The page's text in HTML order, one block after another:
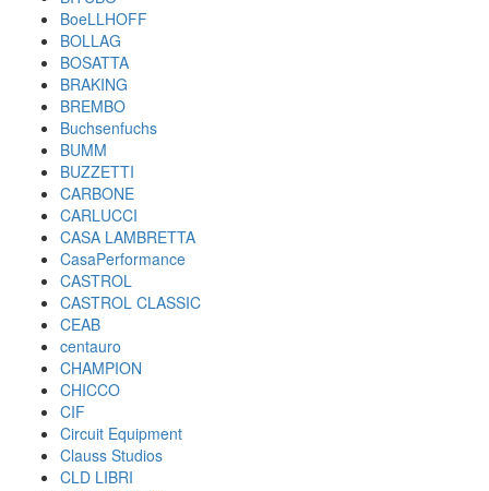
BoeLLHOFF
BOLLAG
BOSATTA
BRAKING
BREMBO
Buchsenfuchs
BUMM
BUZZETTI
CARBONE
CARLUCCI
CASA LAMBRETTA
CasaPerformance
CASTROL
CASTROL CLASSIC
CEAB
centauro
CHAMPION
CHICCO
CIF
Circuit Equipment
Clauss Studios
CLD LIBRI